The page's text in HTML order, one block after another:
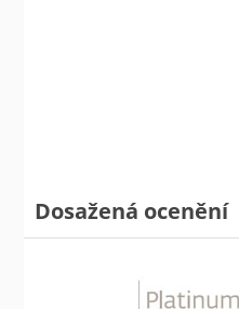
Dosažená ocenění